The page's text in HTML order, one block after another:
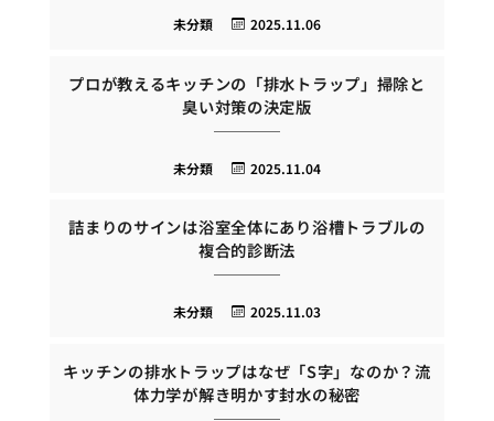
2025.11.06
未分類
プロが教えるキッチンの「排水トラップ」掃除と
臭い対策の決定版
2025.11.04
未分類
詰まりのサインは浴室全体にあり浴槽トラブルの
複合的診断法
2025.11.03
未分類
キッチンの排水トラップはなぜ「S字」なのか？流
体力学が解き明かす封水の秘密